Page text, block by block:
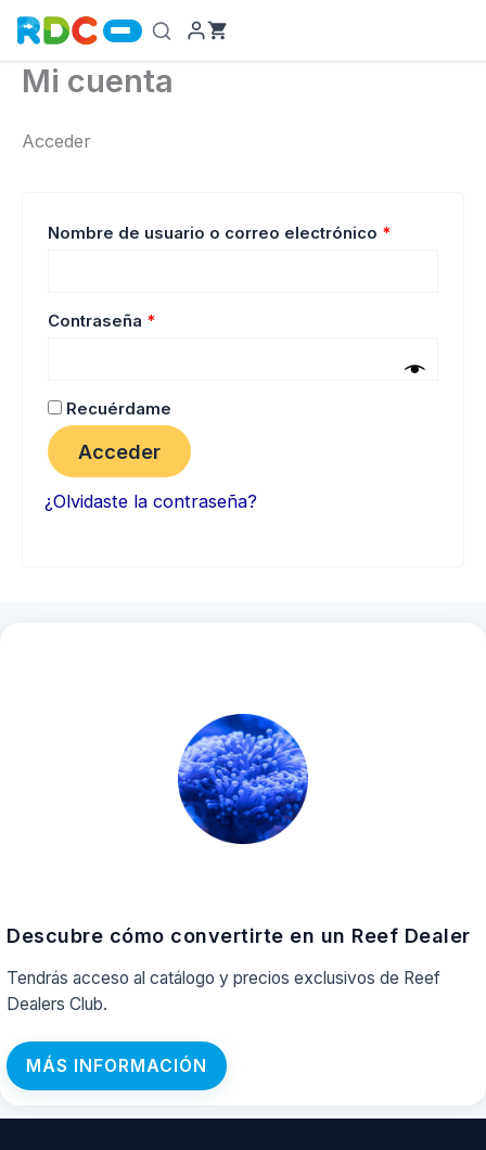
contenido
Mi cuenta
Acceder
Nombre de usuario o correo electrónico *
Contraseña *
Recuérdame
Acceder
¿Olvidaste la contraseña?
Descubre cómo convertirte en un Reef Dealer
Tendrás acceso al catálogo y precios exclusivos de Reef
Dealers Club.
MÁS INFORMACIÓN